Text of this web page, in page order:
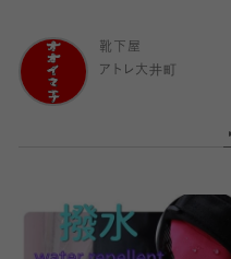
靴下屋
アトレ大井町